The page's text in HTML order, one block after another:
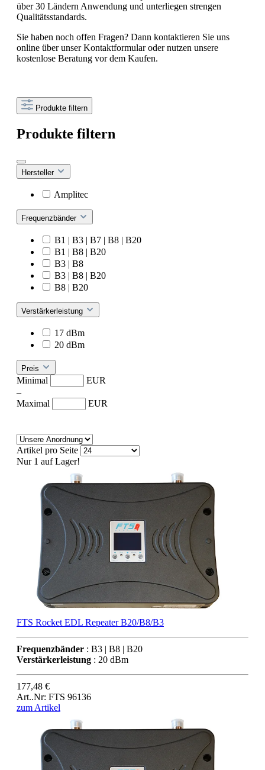
über 30 Ländern Anwendung und unterliegen strengen
Qualitätsstandards.
Sie haben noch offen Fragen? Dann kontaktieren Sie uns
online über unser Kontaktformular oder nutzen unsere
kostenlose Beratung vor dem Kaufen.
Produkte filtern
Produkte filtern
Hersteller
Amplitec
Frequenzbänder
B1 | B3 | B7 | B8 | B20
B1 | B8 | B20
B3 | B8
B3 | B8 | B20
B8 | B20
Verstärkerleistung
17 dBm
20 dBm
Preis
Minimal
EUR
–
Maximal
EUR
Artikel pro Seite
Nur 1 auf Lager!
FTS Rocket EDL Repeater B20/B8/B3
Frequenzbänder : B3 | B8 | B20
Verstärkerleistung : 20 dBm
177,48 €
Art..Nr: FTS 96136
zum Artikel